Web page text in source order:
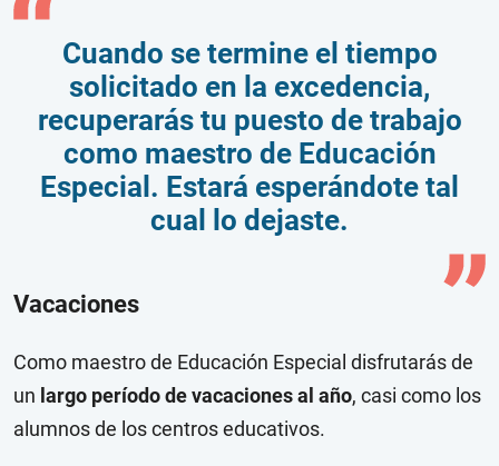
Cuando se termine el tiempo
solicitado en la excedencia,
recuperarás tu puesto de trabajo
como maestro de Educación
Especial. Estará esperándote tal
cual lo dejaste.
Vacaciones
Como maestro de Educación Especial disfrutarás de
un largo período de vacaciones al año, casi como los
alumnos de los centros educativos.